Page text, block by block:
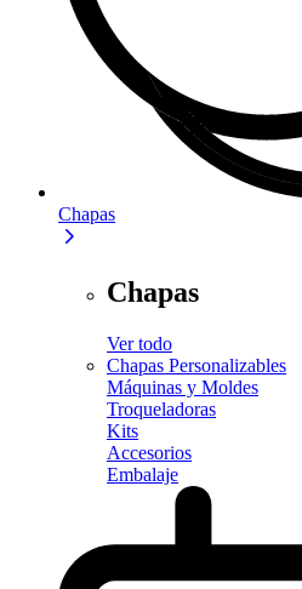
Chapas
Chapas
Ver todo
Chapas Personalizables
Máquinas y Moldes
Troqueladoras
Kits
Accesorios
Embalaje